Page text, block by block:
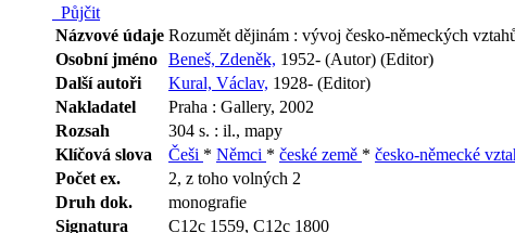
Půjčit
Názvové údaje Rozumět dějinám : vývoj česko-německých
Osobní jméno Beneš, Zdeněk, 1952- (Autor) (Editor)
Další autoři
Kural, Václav, 1928- (Editor)
Nakladatel
Praha : Gallery, 2002
Rozsah
304 s. : il., mapy
Klíčová slova
Češi * Němci * české země * česko-německé
Počet ex.
2, z toho volných 2
Druh dok.
monografie
Signatura
C12c 1559, C12c 1800